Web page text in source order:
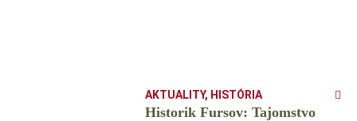
AKTUALITY, HISTÓRIA
Historik Fursov: Tajomstvo